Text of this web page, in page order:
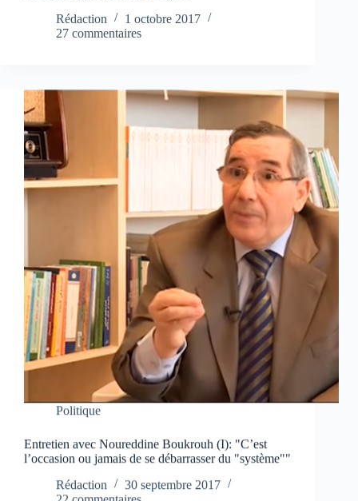
Rédaction
1 octobre 2017
27 commentaires
Politique
Entretien avec Noureddine Boukrouh (I): "C’est
l’occasion ou jamais de se débarrasser du "système""
Rédaction
30 septembre 2017